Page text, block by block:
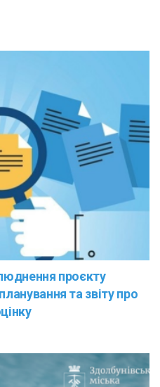
проєкту
та звіту про